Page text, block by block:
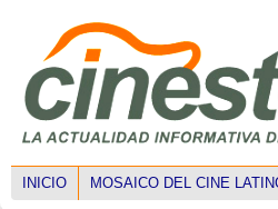
INICIO MOSAICO DEL CINE